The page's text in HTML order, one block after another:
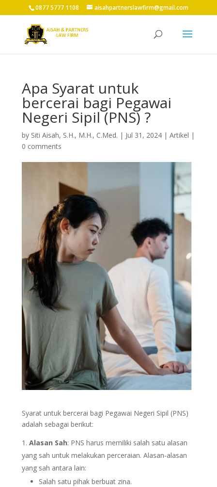
0877 5777 1108 aisahpartnerslawfirm@gmail.com
Apa Syarat untuk
bercerai bagi Pegawai
Negeri Sipil (PNS) ?
by Siti Aisah, S.H., M.H., C.Med. | Jul 31, 2024| Artikel |
0 comments
Syarat untuk bercerai bagi Pegawai Negeri Sipil (PNS)
adalah sebagai berikut:
Alasan Sah: PNS harus memiliki salah satu alasan
yang sah untuk melakukan perceraian. Alasan-alasan
yang sah antara lain:
Salah satu pihak berbuat zina.